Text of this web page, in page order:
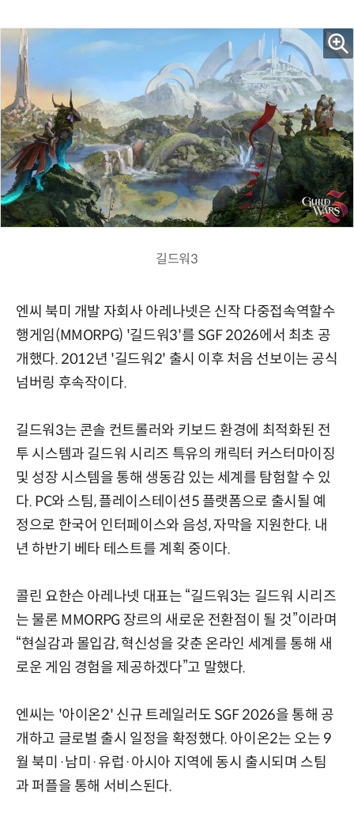
길드워3
엔씨 북미 개발 자회사 아레나넷은 신작 다중접속역할수
행게임(MMORPG) '길드워3'를 SGF 2026에서 최초 공
개했다. 2012년 '길드워2' 출시 이후 처음 선보이는 공식
넘버링 후속작이다.
길드워3는 콘솔 컨트롤러와 키보드 환경에 최적화된 전
투 시스템과 길드워 시리즈 특유의 캐릭터 커스터마이징
및 성장 시스템을 통해 생동감 있는 세계를 탐험할 수 있
다. PC와 스팀, 플레이스테이션5 플랫폼으로 출시될 예
정으로 한국어 인터페이스와 음성, 자막을 지원한다. 내
년 하반기 베타 테스트를 계획 중이다.
콜린 요한슨 아레나넷 대표는 “길드워3는 길드워 시리즈
는 물론 MMORPG 장르의 새로운 전환점이 될 것”이라며
“현실감과 몰입감, 혁신성을 갖춘 온라인 세계를 통해 새
로운 게임 경험을 제공하겠다”고 말했다.
엔씨는 '아이온2' 신규 트레일러도 SGF 2026을 통해 공
개하고 글로벌 출시 일정을 확정했다. 아이온2는 오는 9
월 북미·남미·유럽·아시아 지역에 동시 출시되며 스팀
과 퍼플을 통해 서비스된다.